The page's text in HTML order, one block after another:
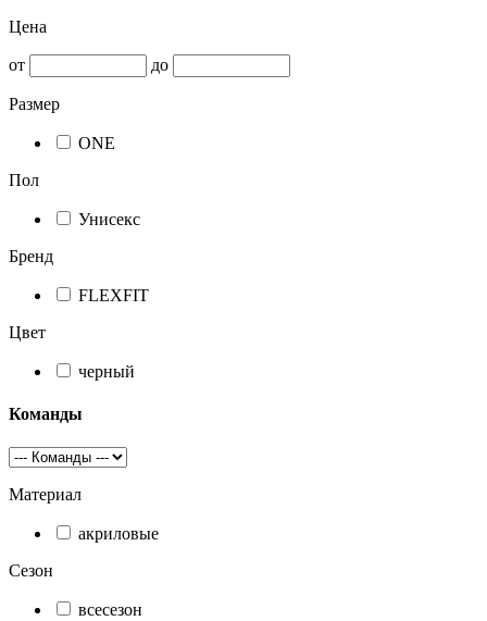
Цена
от до
Размер
ONE
Пол
Унисекс
Бренд
FLEXFIT
Цвет
черный
Команды
Материал
акриловые
Сезон
всесезон